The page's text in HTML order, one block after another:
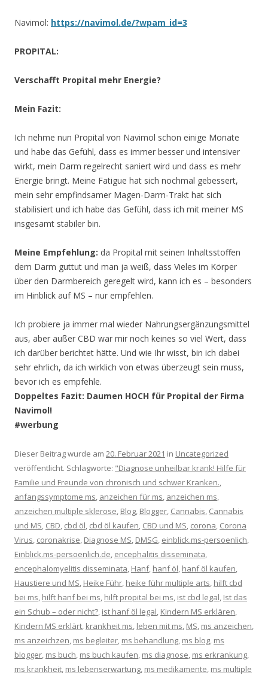
Navimol: https://navimol.de/?wpam_id=3
PROPITAL:
Verschafft Propital mehr Energie?
Mein Fazit:
Ich nehme nun Propital von Navimol schon einige Monate
und habe das Gefühl, dass es immer besser und intensiver
wirkt, mein Darm regelrecht saniert wird und dass es mehr
Energie bringt. Meine Fatigue hat sich nochmal gebessert,
mein sehr empfindsamer Magen-Darm-Trakt hat sich
stabilisiert und ich habe das Gefühl, dass ich mit meiner MS
insgesamt stabiler bin.
Meine Empfehlung: da Propital mit seinen Inhaltsstoffen
dem Darm guttut und man ja weiß, dass Vieles im Körper
über den Darmbereich geregelt wird, kann ich es – besonders
im Hinblick auf MS – nur empfehlen.
Ich probiere ja immer mal wieder Nahrungsergänzungsmittel
aus, aber außer CBD war mir noch keines so viel Wert, dass
ich darüber berichtet hätte. Und wie Ihr wisst, bin ich dabei
sehr ehrlich, da ich wirklich von etwas überzeugt sein muss,
bevor ich es empfehle.
Doppeltes Fazit: Daumen HOCH für Propital der Firma
Navimol!
#werbung
Dieser Beitrag wurde am 20. Februar 2021 in Uncategorized
veröffentlicht. Schlagworte: "Diagnose unheilbar krank! Hilfe für
Familie und Freunde von chronisch und schwer Kranken.,
anfangssymptome ms, anzeichen für ms, anzeichen ms,
anzeichen multiple sklerose, Blog, Blogger, Cannabis, Cannabis
und MS, CBD, cbd öl, cbd öl kaufen, CBD und MS, corona, Corona
Virus, coronakrise, Diagnose MS, DMSG, einblick.ms-persoenlich,
Einblick.ms-persoenlich.de, encephalitis disseminata,
encephalomyelitis disseminata, Hanf, hanf öl, hanf öl kaufen,
Haustiere und MS, Heike Führ, heike führ multiple arts, hilft cbd
bei ms, hilft hanf bei ms, hilft propital bei ms, ist cbd legal, Ist das
ein Schub – oder nicht?, ist hanf öl legal, Kindern MS erklären,
Kindern MS erklärt, krankheit ms, leben mit ms, MS, ms anzeichen,
ms anzeichzen, ms begleiter, ms behandlung, ms blog, ms
blogger, ms buch, ms buch kaufen, ms diagnose, ms erkrankung,
ms krankheit, ms lebenserwartung, ms medikamente, ms multiple